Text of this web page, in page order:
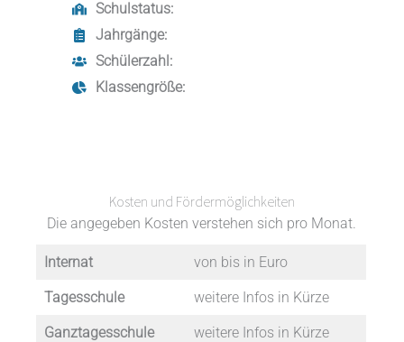
Schulstatus:
Jahrgänge:
Schülerzahl:
Klassengröße:
Kosten und Fördermöglichkeiten
Die angegeben Kosten verstehen sich pro Monat.
Internat von bis in Euro
Tagesschule weitere Infos in Kürze
Ganztagesschule weitere Infos in Kürze